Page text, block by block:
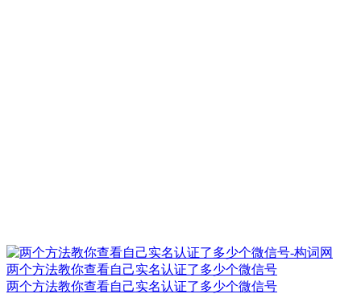
两个方法教你查看自己实名认证了多少个微信号
两个方法教你查看自己实名认证了多少个微信号